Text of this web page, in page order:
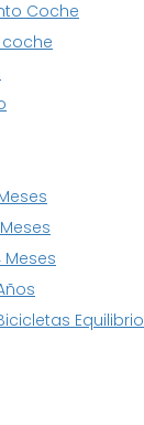
Coche
coche
Meses
Equilibrio